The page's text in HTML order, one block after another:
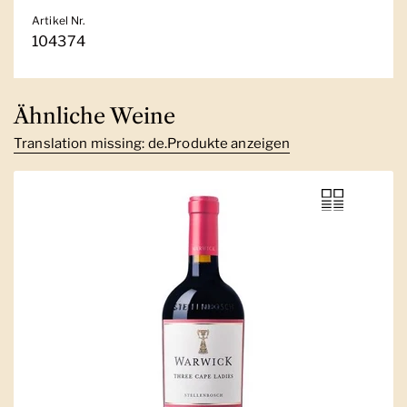
Artikel Nr.
104374
Ähnliche Weine
Translation missing: de.Produkte anzeigen